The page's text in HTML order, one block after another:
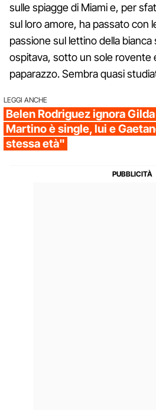
sulle spiagge di Miami e, per
sul loro amore, ha passato con
passione sul lettino della bianca
ospitava, sotto un sole rovente
paparazzo. Sembra quasi
LEGGI ANCHE
Belen Rodriguez ignora
Martino è single, lui e
stessa età"